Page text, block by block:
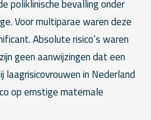
poliklinische bevalling onder
Voor multiparae waren deze
Absolute risico’s waren
geen aanwijzingen dat een
in Nederland
op ernstige maternale